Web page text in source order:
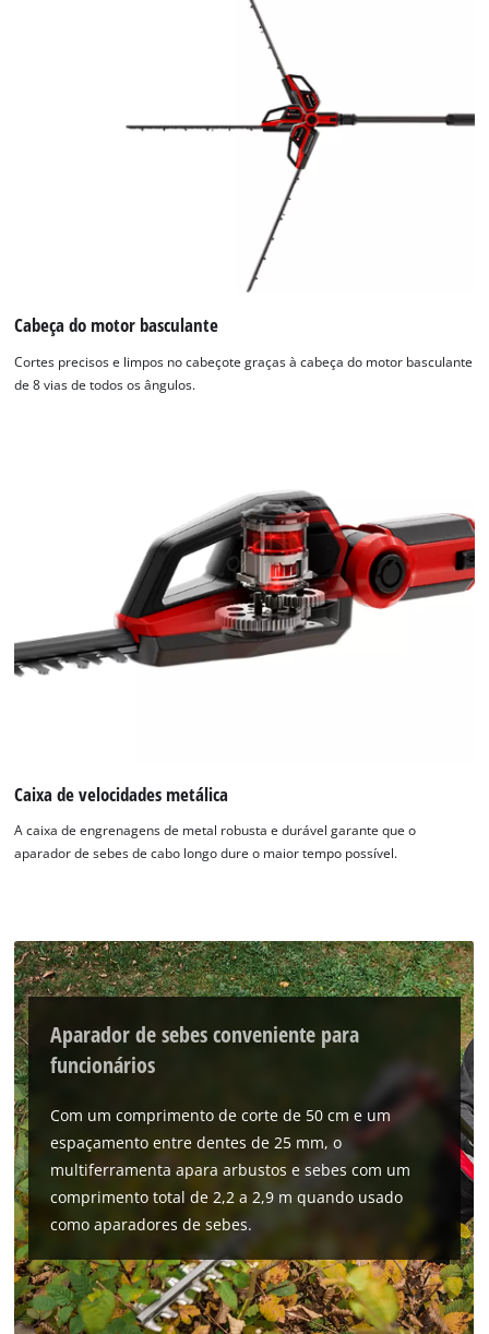
Cabeça do motor basculante
Cortes precisos e limpos no cabeçote graças à cabeça do motor basculante
de 8 vias de todos os ângulos.
Caixa de velocidades metálica
A caixa de engrenagens de metal robusta e durável garante que o
aparador de sebes de cabo longo dure o maior tempo possível.
Aparador de sebes conveniente para
funcionários
Com um comprimento de corte de 50 cm e um
espaçamento entre dentes de 25 mm, o
multiferramenta apara arbustos e sebes com um
comprimento total de 2,2 a 2,9 m quando usado
como aparadores de sebes.